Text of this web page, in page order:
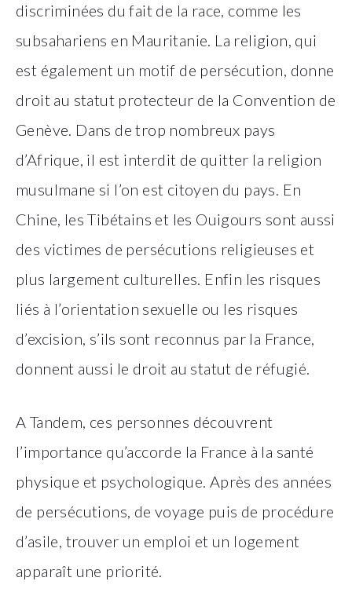
discriminées du fait de la race, comme les
subsahariens en Mauritanie. La religion, qui
est également un motif de persécution, donne
droit au statut protecteur de la Convention de
Genève. Dans de trop nombreux pays
d’Afrique, il est interdit de quitter la religion
musulmane si l’on est citoyen du pays. En
Chine, les Tibétains et les Ouigours sont aussi
des victimes de persécutions religieuses et
plus largement culturelles. Enfin les risques
liés à l’orientation sexuelle ou les risques
d’excision, s’ils sont reconnus par la France,
donnent aussi le droit au statut de réfugié.
A Tandem, ces personnes découvrent
l’importance qu’accorde la France à la santé
physique et psychologique. Après des années
de persécutions, de voyage puis de procédure
d’asile, trouver un emploi et un logement
apparaît une priorité.